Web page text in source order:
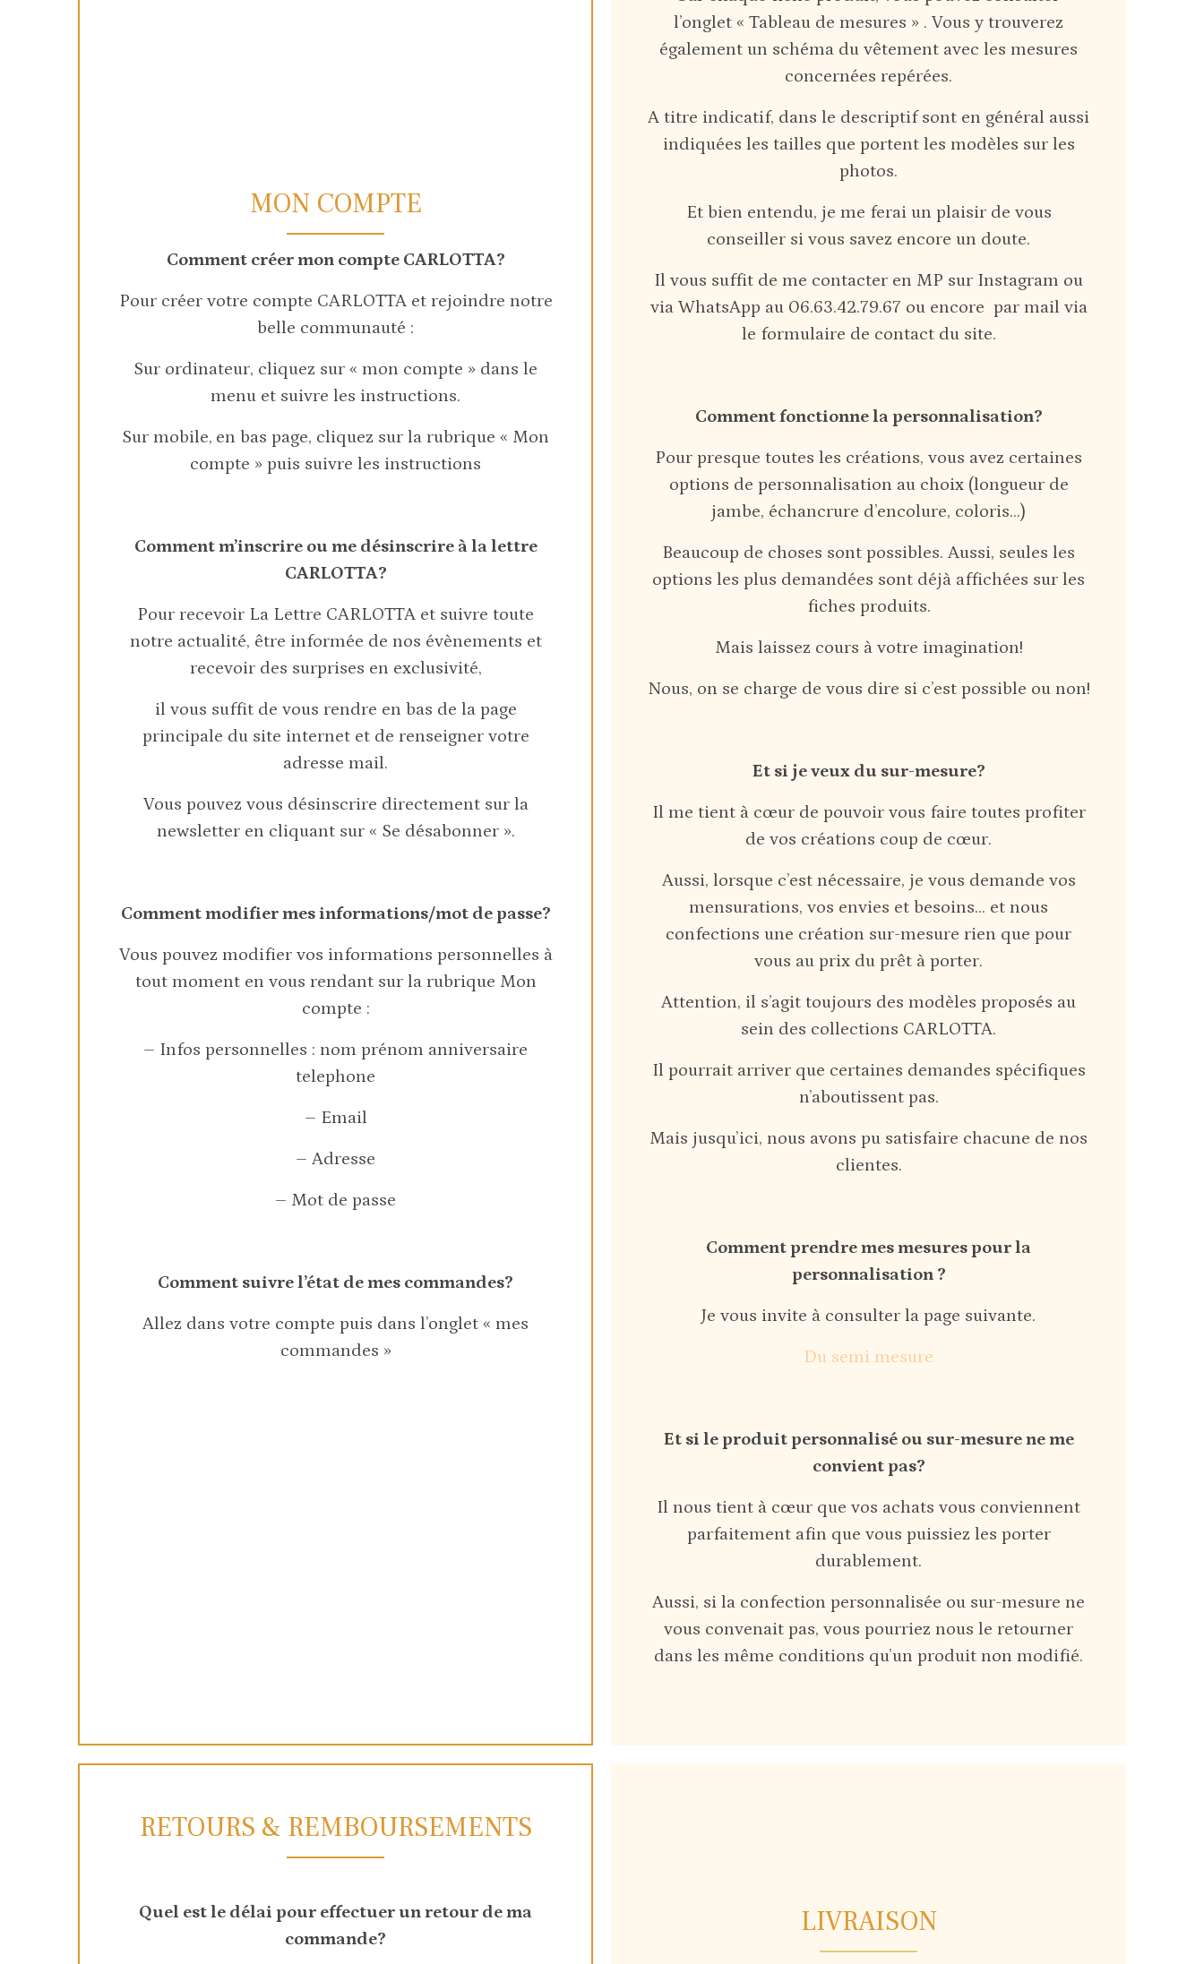
MON COMPTE
Comment créer mon compte CARLOTTA?
Pour créer votre compte CARLOTTA et rejoindre notre
belle communauté :
Sur ordinateur, cliquez sur « mon compte » dans le
menu et suivre les instructions.
Sur mobile, en bas page, cliquez sur la rubrique « Mon
compte » puis suivre les instructions
Comment m’inscrire ou me désinscrire à la lettre
CARLOTTA?
Pour recevoir La Lettre CARLOTTA et suivre toute
notre actualité, être informée de nos évènements et
recevoir des surprises en exclusivité,
il vous suffit de vous rendre en bas de la page
principale du site internet et de renseigner votre
adresse mail.
Vous pouvez vous désinscrire directement sur la
newsletter en cliquant sur « Se désabonner ».
Comment modifier mes informations/mot de passe?
Vous pouvez modifier vos informations personnelles à
tout moment en vous rendant sur la rubrique Mon
compte :
– Infos personnelles : nom prénom anniversaire
telephone
– Email
– Adresse
– Mot de passe
Comment suivre l’état de mes commandes?
Allez dans votre compte puis dans l’onglet « mes
commandes »
l’onglet « Tableau de mesures » . Vous y trouverez
également un schéma du vêtement avec les mesures
concernées repérées.
A titre indicatif, dans le descriptif sont en général aussi
indiquées les tailles que portent les modèles sur les
photos.
Et bien entendu, je me ferai un plaisir de vous
conseiller si vous savez encore un doute.
Il vous suffit de me contacter en MP sur Instagram ou
via WhatsApp au 06.63.42.79.67 ou encore par mail via
le formulaire de contact du site.
Comment fonctionne la personnalisation?
Pour presque toutes les créations, vous avez certaines
options de personnalisation au choix (longueur de
jambe, échancrure d’encolure, coloris…)
Beaucoup de choses sont possibles. Aussi, seules les
options les plus demandées sont déjà affichées sur les
fiches produits.
Mais laissez cours à votre imagination!
Nous, on se charge de vous dire si c’est possible ou non!
Et si je veux du sur-mesure?
Il me tient à cœur de pouvoir vous faire toutes profiter
de vos créations coup de cœur.
Aussi, lorsque c’est nécessaire, je vous demande vos
mensurations, vos envies et besoins… et nous
confections une création sur-mesure rien que pour
vous au prix du prêt à porter.
Attention, il s’agit toujours des modèles proposés au
sein des collections CARLOTTA.
Il pourrait arriver que certaines demandes spécifiques
n’aboutissent pas.
Mais jusqu’ici, nous avons pu satisfaire chacune de nos
clientes.
Comment prendre mes mesures pour la
personnalisation ?
Je vous invite à consulter la page suivante.
Du semi mesure
Et si le produit personnalisé ou sur-mesure ne me
convient pas?
Il nous tient à cœur que vos achats vous conviennent
parfaitement afin que vous puissiez les porter
durablement.
Aussi, si la confection personnalisée ou sur-mesure ne
vous convenait pas, vous pourriez nous le retourner
dans les même conditions qu’un produit non modifié.
RETOURS & REMBOURSEMENTS
Quel est le délai pour effectuer un retour de ma
commande?
LIVRAISON